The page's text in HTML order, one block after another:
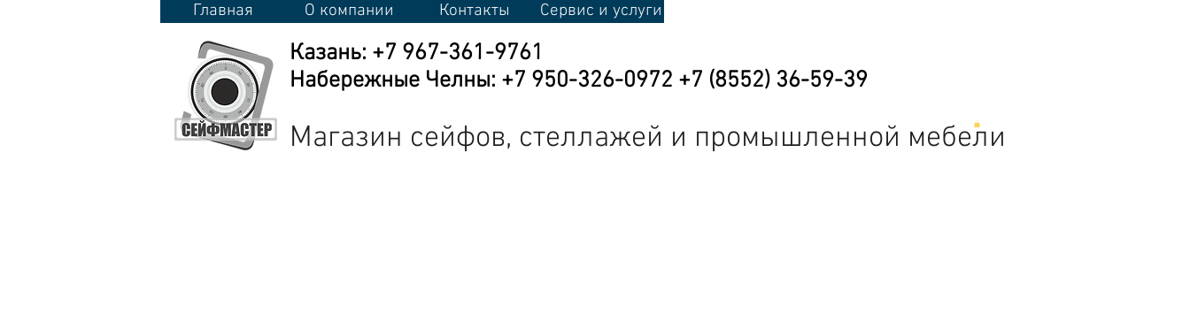
О компании Контакты Сервис и услуги
Главная
Казань: +7 967-361-9761
Набережные Челны: +7 950-326-0972 +7 (8552) 36-59-39
Магазин сейфов, стеллажей и промышленной мебели